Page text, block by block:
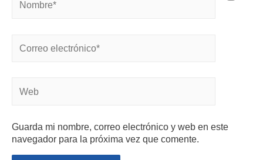
Guarda mi nombre, correo electrónico y web en este
navegador para la próxima vez que comente.